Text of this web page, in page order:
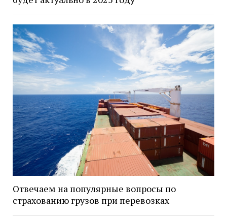
Отвечаем на популярные вопросы по
страхованию грузов при перевозках